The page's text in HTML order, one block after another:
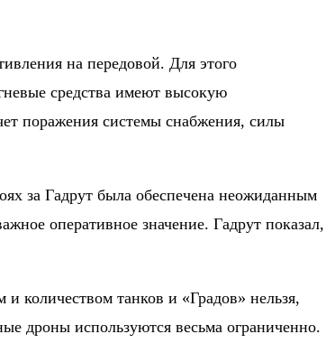
на передовой. Для этого
средства имеют высокую
поражения системы снабжения, силы
за Гадрут была обеспечена неожиданным
оперативное значение. Гадрут показал,
количеством танков и «Градов» нельзя,
дроны используются весьма ограниченно.